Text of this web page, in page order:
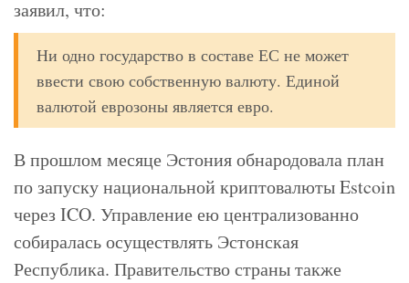
заявил, что:
Ни одно государство в составе ЕС не может
ввести свою собственную валюту. Единой
валютой еврозоны является евро.
В прошлом месяце Эстония обнародовала план
по запуску национальной криптовалюты Estcoin
через ICO. Управление ею централизованно
собиралась осуществлять Эстонская
Республика. Правительство страны также